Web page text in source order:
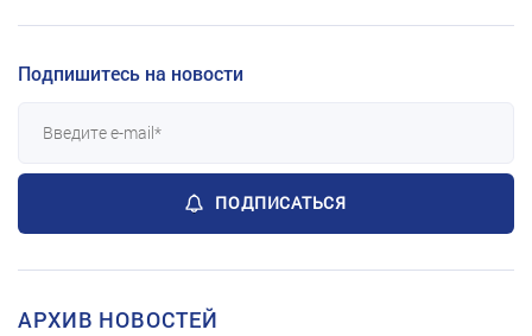
Подпишитесь на новости
ПОДПИСАТЬСЯ
АРХИВ НОВОСТЕЙ